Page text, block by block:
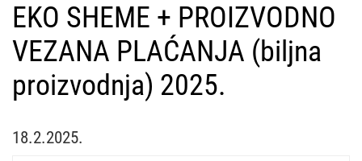
EKO SHEME + PROIZVODNO
VEZANA PLAĆANJA (biljna
proizvodnja) 2025.
18.2.2025.